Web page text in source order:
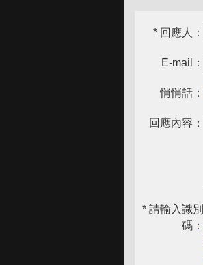
* 回應人：
E-mail：
悄悄話：
回應內容：
* 請輸入識別
碼：